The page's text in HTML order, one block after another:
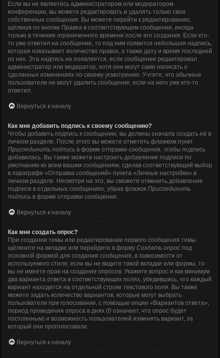
Если вы не являетесь администратором или модератором
конференции, вы можете редактировать и удалять только свои
собственные сообщения. Вы можете перейти к редактированию,
щёлкнув по кнопке Правка в соответствующем сообщении, иногда
только в течение ограниченного времени после его создания. Если кто-
то уже ответил на сообщение, то под ним появится небольшая надпись,
которая показывает количество правок, а также дату и время последней
из них. Эта надпись не появляется, если сообщение редактировал
администратор или модератор, хотя они могут сами написать о
сделанных изменениях по своему усмотрению. Учтите, что обычные
пользователи не могут удалить сообщение, если на него уже кто-то
ответил.
Вернуться к началу
Как мне добавить подпись к своему сообщению?
Чтобы добавить подпись к сообщению, вы должны сначала создать её в
личном разделе. После этого вы можете отметить флажком пункт
Присоединить подпись в форме отправки сообщения, чтобы подпись
добавилась. Вы также можете настроить добавление подписи по
умолчанию ко всем вашим сообщениям, сделав соответствующий выбор
в параграфе «Отправка сообщений» пункта «Личные настройки» в
личном разделе. Несмотря на это, вы сможете отменить добавление
подписи в отдельных сообщениях, убрав флажок Присоединить
подпись в форме отправки сообщения.
Вернуться к началу
Как мне создать опрос?
При создании темы или редактировании первого сообщения темы
щёлкните на вкладке или перейдите в форму Создать опрос под
основной формой для создания сообщения, в зависимости от
используемого стиля; если вы не видите такой вкладки или формы, то
вы не имеете прав на создание опросов. Укажите вопрос и как минимум
два варианта ответа в соответствующих полях, убедившись, что каждый
вариант находится на отдельной строке текстового поля. Вы также
можете задать количество вариантов, которые могут выбрать
пользователи при голосовании, с помощью опции «Вариантов ответа»,
период проведения опроса в днях (0 означает, что опрос будет
постоянным) и возможность пользователей изменять вариант, за
который они проголосовали.
Вернуться к началу